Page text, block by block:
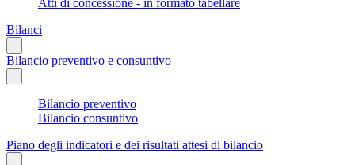
Bilanci
Bilancio preventivo e consuntivo
Bilancio preventivo
Bilancio consuntivo
Piano degli indicatori e dei risultati attesi di bilancio